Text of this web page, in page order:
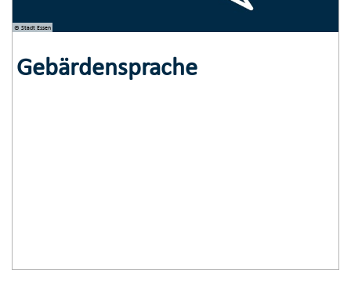
© Stadt Essen
Gebärdensprache